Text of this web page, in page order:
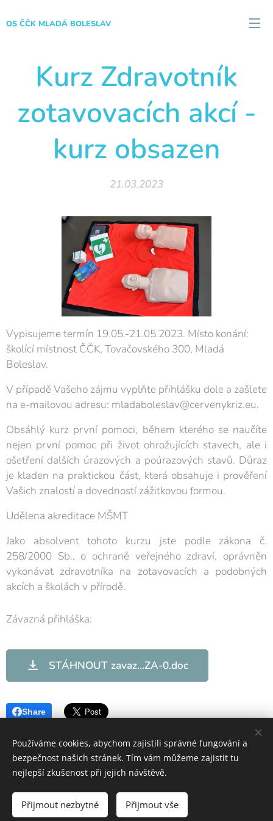
OS ČČK MLADÁ BOLESLAV
Kurz Zdravotník
zotavovacích akcí -
kurz obsazen
21.03.2023
Vypisujeme termín 19.05.-21.05.2023. Místo konání:
školící místnost ČČK, Tovačovského 300, Mladá
Boleslav.
V případě Vašeho zájmu vyplňte přihlášku dole a zašlete
na e-mailovou adresu: mladaboleslav@cervenykriz.eu.
Obsáhlý kurz první pomoci, během kterého se naučíte
nejen první pomoc při život ohrožujících stavech, ale i
ošetření dalších úrazových a poúrazových stavů. Důraz
je kladen na praktickou část, která obsahuje i prověření
Vašich znalostí a dovedností zážitkovou formou.
Udělena akreditace MŠMT
Jako absolvent tohoto kurzu jste podle zákona č.
258/2000 Sb., o ochraně veřejného zdraví, oprávněn
vykonávat zdravotníka na zotavovacích a podobných
akcích a školách v přírodě.
Závazná přihláška:
STÁHNOUT zavaz...ZA-0.doc
Share
OS ČČK Mladá Boleslav
Vytvořeno službou Webnode
Používáme cookies, abychom zajistili správné fungování a
bezpečnost našich stránek. Tím vám můžeme zajistit tu
nejlepší zkušenost při jejich návštěvě.
Přijmout nezbytné Přijmout vše